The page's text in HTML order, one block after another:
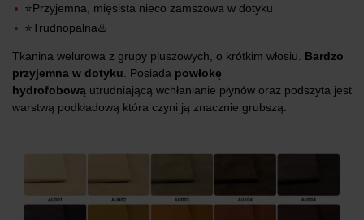
⭐Przyjemna, mięsista nieco zamszowa w dotyku
⭐Trudnopalna♨️
Tkanina welurowa z grupy pluszowych, o krótkim włosiu. Bardzo
przyjemna w dotyku . Posiada powłokę
hydrofobową utrudniającą wchłanianie płynów oraz podszyta jest
warstwą podkładową która czyni ją znacznie grubszą.